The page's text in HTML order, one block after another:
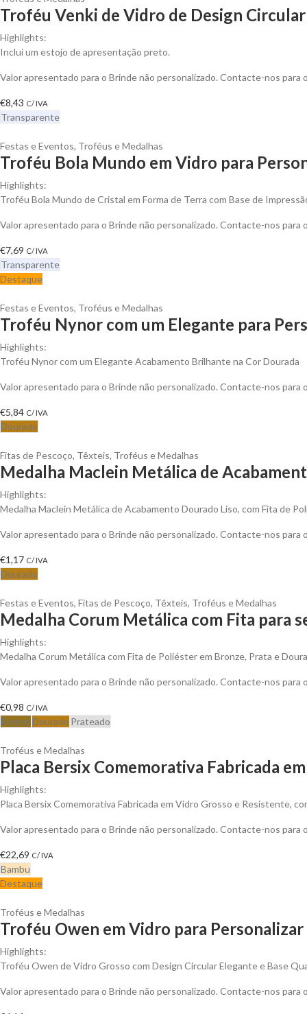
Troféu Venki de Vidro de Design
Highlights:
Inclui um estojo de apresentação preto.
Valor apresentado para o Brinde não personalizado. Contacte-nos
€8,43 C/ IVA
Transparente
Festas e Eventos, Troféus e Medalhas
Troféu Bola Mundo em Vidro para
Highlights:
Troféu Bola Mundo de Cristal em Forma de Terra com Base de
Valor apresentado para o Brinde não personalizado. Contacte-nos
€7,69 C/ IVA
Transparente
Destaque
Festas e Eventos, Troféus e Medalhas
Troféu Nynor com um Elegante para
Highlights:
Troféu Nynor com um Elegante Acabamento Brilhante na Cor Dourada
Valor apresentado para o Brinde não personalizado. Contacte-nos
€5,84 C/ IVA
Dourado
Fitas de Pescoço, Têxteis, Troféus e Medalhas
Medalha Maclein Metálica de
Highlights:
Medalha Maclein Metálica de Acabamento Dourado Liso, com Fita de
Valor apresentado para o Brinde não personalizado. Contacte-nos
€1,17 C/ IVA
Dourado
Festas e Eventos, Fitas de Pescoço, Têxteis, Troféus e Medalhas
Medalha Corum Metálica com Fita para
Highlights:
Medalha Corum Metálica com Fita de Poliéster em Bronze, Prata e
Valor apresentado para o Brinde não personalizado. Contacte-nos
€0,98 C/ IVA
Bronze Dourado Prateado
Troféus e Medalhas
Placa Bersix Comemorativa Fabricada
Highlights:
Placa Bersix Comemorativa Fabricada em Vidro Grosso e Resistente,
Valor apresentado para o Brinde não personalizado. Contacte-nos
€22,69 C/ IVA
Bambu
Destaque
Troféus e Medalhas
Troféu Owen em Vidro para Personalizar
Highlights:
Troféu Owen de Vidro Grosso com Design Circular Elegante e Base
Valor apresentado para o Brinde não personalizado. Contacte-nos